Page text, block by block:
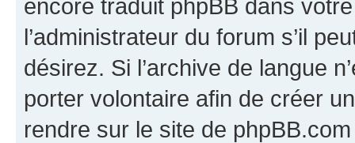
encore traduit phpBB dans
l’administrateur du forum s’il
désirez. Si l’archive de langue
porter volontaire afin de créer
rendre sur le site de